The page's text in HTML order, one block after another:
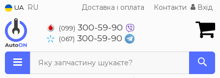
UA RU Доставка і оплата Контакти Вхід
(099) 300-59-90
(067) 300-59-90
Яку запчастину шукаєте?